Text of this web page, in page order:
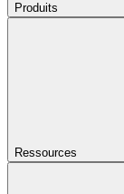
Produits
Ressources